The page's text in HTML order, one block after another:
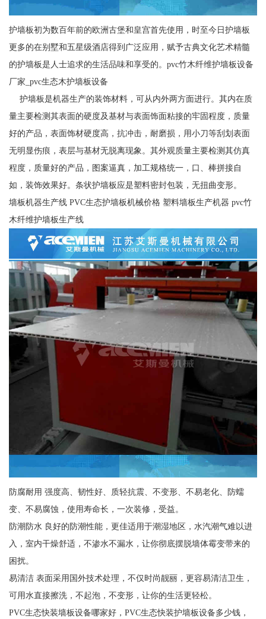
护墙板初为数百年前的欧洲古堡和皇宫首先使用，时至今日护墙板
更多的在别墅和五星级酒店得到广泛应用，赋予古典文化艺术精髓
的护墙板是人士追求的生活品味和享受的。pvc竹木纤维护墙板设备
厂家_pvc生态木护墙板设备
护墙板是机器生产的装饰材料，可从内外两方面进行。其内在质
量主要检测其表面的硬度及基材与表面饰面粘接的牢固程度，质量
好的产品，表面饰材硬度高，抗冲击，耐磨损，用小刀等刮划表面
无明显伤痕，表层与基材无脱离现象。其外观质量主要检测其仿真
程度，质量好的产品，图案逼真，加工规格统一，口、棒拼接自
如，装饰效果好。条状护墙板应是塑料密封包装，无扭曲变形。
墙板机器生产线 PVC生态护墙板机械价格 塑料墙板生产机器 pvc竹
木纤维护墙板生产线
防腐耐用 强度高、韧性好、质轻抗震、不变形、不易老化、防蠕
变、不易腐蚀，使用寿命长，一次装修，受益。
防潮防水 良好的防潮性能，更佳适用于潮湿地区，水汽潮气难以进
入，室内干燥舒适，不渗水不漏水，让你彻底摆脱墙体霉变带来的
困扰。
易清洁 表面采用国外技术处理，不仅时尚靓丽，更容易清洁卫生，
可用水直接擦洗，不起泡，不变形，让你的生活更轻松。
PVC生态快装墙板设备哪家好，PVC生态快装护墙板设备多少钱，